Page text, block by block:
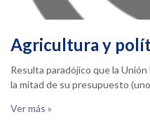
Agricultura y
Resulta paradójico que la
la mitad de su presupuesto
Ver más »